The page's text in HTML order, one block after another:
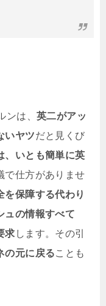
は、 英二がアッ
いヤツだと見くび
、いとも簡単に英
で仕方がありませ
を保障する代わり
ュの情報すべて
求 します。その引
の元に戻ることも